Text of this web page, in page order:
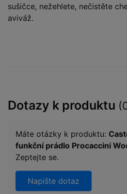
sušičce, nežehlete, nečistěte
aviváž.
Dotazy k produktu
Máte otázky k produktu:
funkční prádlo Procaccini
Zeptejte se.
Napište dotaz